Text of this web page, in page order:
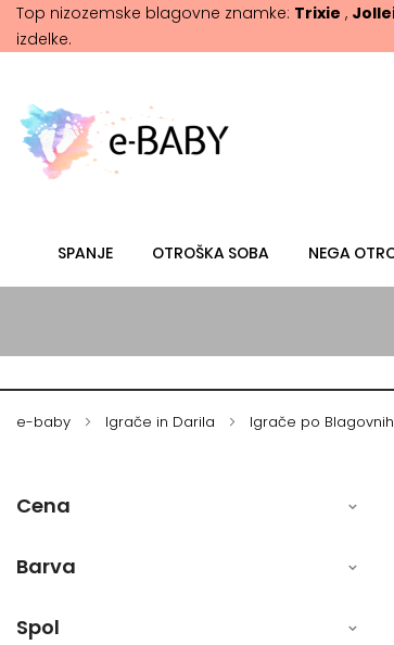
Top nizozemske blagovne znamke: Trixie ,
izdelke.
SPANJE OTROŠKA SOBA NEGA
e-baby Igrače in Darila Igrače po
Cena
Barva
Spol